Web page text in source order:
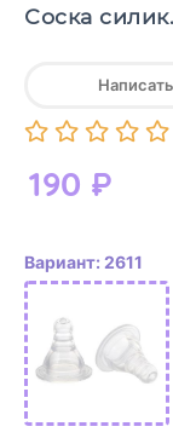
Соска
190 ₽
Вариант: 2611